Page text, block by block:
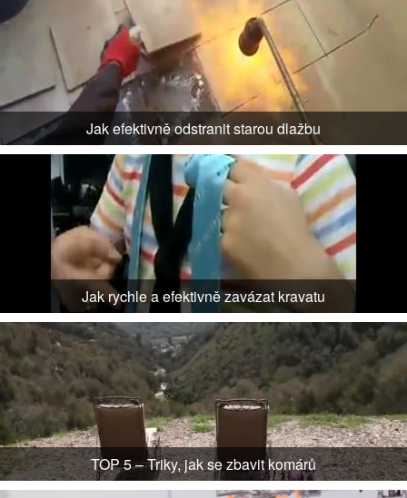
Jak efektivně odstranit starou dlažbu
Jak rychle a efektivně zavázat kravatu
TOP 5 – Triky, jak se zbavit komárů